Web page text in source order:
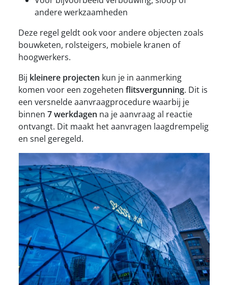
andere werkzaamheden
Deze regel geldt ook voor andere objecten zoals
bouwketen, rolsteigers, mobiele kranen of
hoogwerkers.
Bij kleinere projecten kun je in aanmerking
komen voor een zogeheten flitsvergunning. Dit is
een versnelde aanvraagprocedure waarbij je
binnen 7 werkdagen na je aanvraag al reactie
ontvangt. Dit maakt het aanvragen laagdrempelig
en snel geregeld.